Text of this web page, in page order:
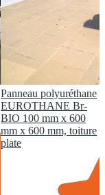
Panneau polyuréthane
EUROTHANE Br-
BIO 100 mm x 600
mm x 600 mm, toiture
plate